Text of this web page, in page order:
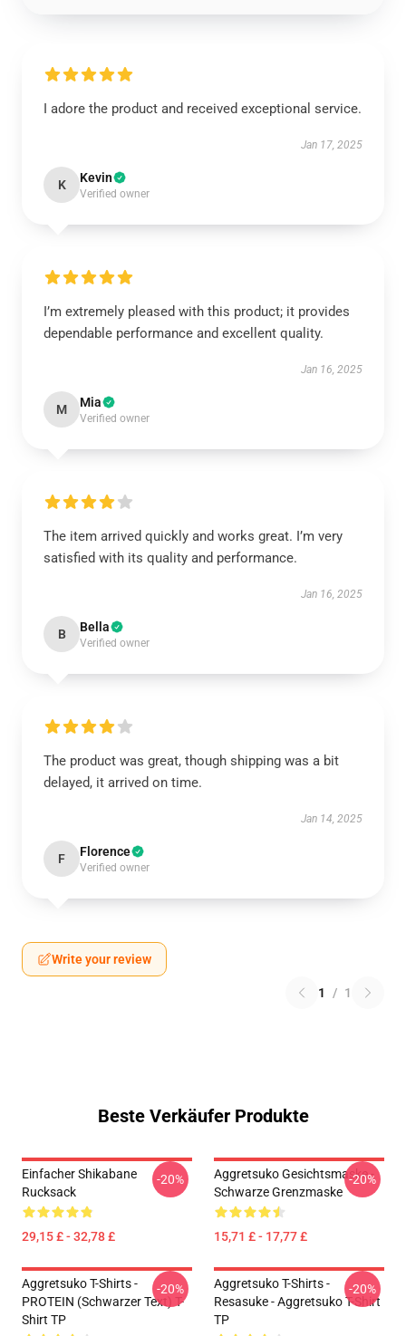
I adore the product and received exceptional service.
Jan 17, 2025
K Kevin
Verified owner
I’m extremely pleased with this product; it provides
dependable performance and excellent quality.
Jan 16, 2025
M Mia
Verified owner
The item arrived quickly and works great. I’m very
satisfied with its quality and performance.
Jan 16, 2025
B Bella
Verified owner
The product was great, though shipping was a bit
delayed, it arrived on time.
Jan 14, 2025
F Florence
Verified owner
Write your review
1 / 1
Beste Verkäufer Produkte
Einfacher Shikabane
Rucksack
29,15 £ - 32,78 £
-20%
Aggretsuko Gesichtsmaske -
Schwarze Grenzmaske
15,71 £ - 17,77 £
-20%
Aggretsuko T-Shirts -
PROTEIN (schwarzer Text) T-
Shirt TP
-20%
Aggretsuko T-Shirts -
Resasuke - Aggretsuko T-Shirt
TP
-20%